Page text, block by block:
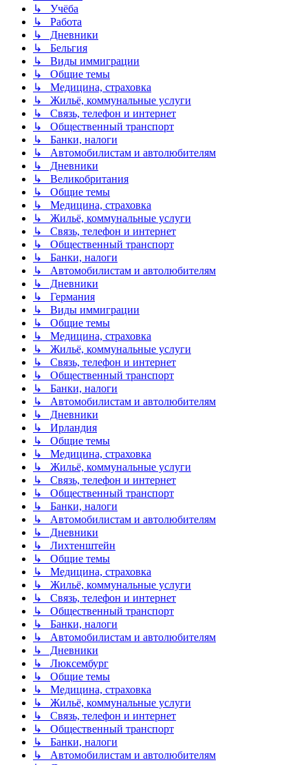
↳ Учёба
↳ Работа
↳ Дневники
↳ Бельгия
↳ Виды иммиграции
↳ Общие темы
↳ Медицина, страховка
↳ Жильё, коммунальные услуги
↳ Связь, телефон и интернет
↳ Общественный транспорт
↳ Банки, налоги
↳ Автомобилистам и автолюбителям
↳ Дневники
↳ Великобритания
↳ Общие темы
↳ Медицина, страховка
↳ Жильё, коммунальные услуги
↳ Связь, телефон и интернет
↳ Общественный транспорт
↳ Банки, налоги
↳ Автомобилистам и автолюбителям
↳ Дневники
↳ Германия
↳ Виды иммиграции
↳ Общие темы
↳ Медицина, страховка
↳ Жильё, коммунальные услуги
↳ Связь, телефон и интернет
↳ Общественный транспорт
↳ Банки, налоги
↳ Автомобилистам и автолюбителям
↳ Дневники
↳ Ирландия
↳ Общие темы
↳ Медицина, страховка
↳ Жильё, коммунальные услуги
↳ Связь, телефон и интернет
↳ Общественный транспорт
↳ Банки, налоги
↳ Автомобилистам и автолюбителям
↳ Дневники
↳ Лихтенштейн
↳ Общие темы
↳ Медицина, страховка
↳ Жильё, коммунальные услуги
↳ Связь, телефон и интернет
↳ Общественный транспорт
↳ Банки, налоги
↳ Автомобилистам и автолюбителям
↳ Дневники
↳ Люксембург
↳ Общие темы
↳ Медицина, страховка
↳ Жильё, коммунальные услуги
↳ Связь, телефон и интернет
↳ Общественный транспорт
↳ Банки, налоги
↳ Автомобилистам и автолюбителям